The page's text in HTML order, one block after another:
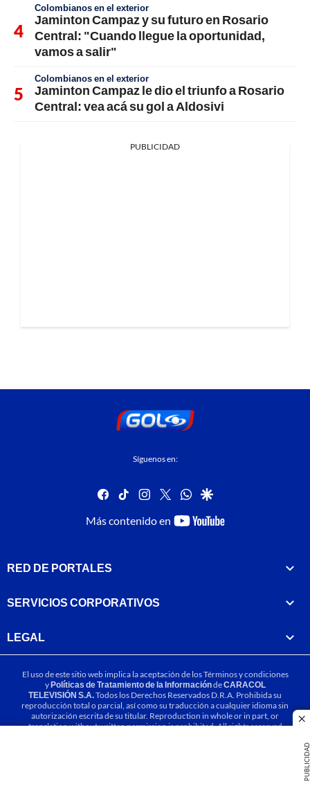
PUBLICIDAD
Colombianos en el exterior
Jaminton Campaz y su futuro en Rosario
Central: "Cuando llegue la oportunidad,
vamos a salir"
Colombianos en el exterior
Jaminton Campaz le dio el triunfo a Rosario
Central: vea acá su gol a Aldosivi
PUBLICIDAD
Síguenos en:
facebook
tiktok instagram
twitterwhatsapp
google
Más contenido en
youtube-
RED DE PORTALES
SERVICIOS CORPORATIVOS
LEGAL
El uso de este sitio web implica la aceptación de losTérminos y condiciones
yPolíticas de Tratamiento de la InformacióndeCARACOL
TELEVISIÓN S.A.Todos los Derechos Reservados D.R.A. Prohibida su
reproducción total o parcial, así como su traducción a cualquier idioma sin
autorización escrita de su titular. Reproduction in whole or in part, or
translation without written permission is prohibited. All rights reserved